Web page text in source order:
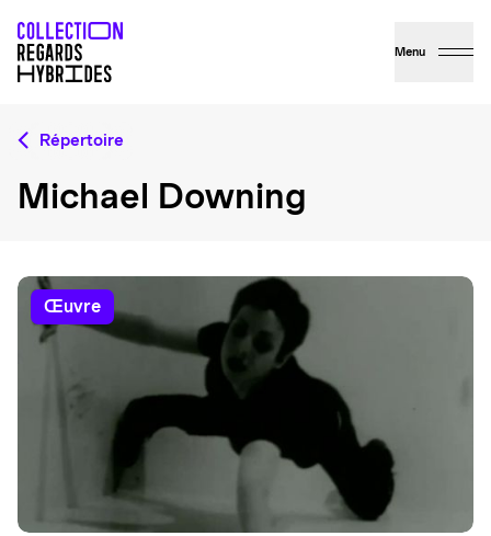
Menu
Répertoire
Michael Downing
œuvre